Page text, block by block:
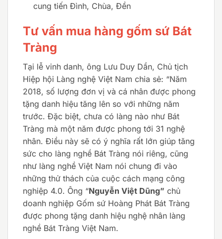
cung tiến Đình, Chùa, Đền
Tư vấn mua hàng gốm sứ Bát
Tràng
Tại lễ vinh danh, ông Lưu Duy Dần, Chủ tịch
Hiệp hội Làng nghệ Việt Nam chia sẻ: “Năm
2018, số lượng đơn vị và cá nhân được phong
tặng danh hiệu tăng lên so với những năm
trước. Đặc biệt, chưa có làng nào như Bát
Tràng mà một năm được phong tới 31 nghệ
nhân. Điều này sẽ có ý nghĩa rất lớn giúp tăng
sức cho làng nghề Bát Tràng nói riêng, cũng
như làng nghề Việt Nam nói chung đi vào
những thử thách của cuộc cách mạng công
nghiệp 4.0. Ông “Nguyễn Việt Dũng” chủ
doanh nghiệp Gốm sứ Hoàng Phát Bát Tràng
được phong tặng danh hiệu nghệ nhân làng
nghề Bát Tràng Việt Nam.